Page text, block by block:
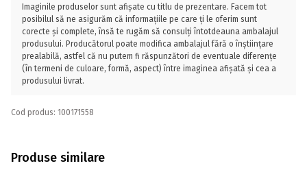
Imaginile produselor sunt afișate cu titlu de prezentare. Facem tot
posibilul să ne asigurăm că informațiile pe care ți le oferim sunt
corecte și complete, însă te rugăm să consulți întotdeauna ambalajul
produsului. Producătorul poate modifica ambalajul fără o înștiințare
prealabilă, astfel că nu putem fi răspunzători de eventuale diferențe
(în termeni de culoare, formă, aspect) între imaginea afișată și cea a
produsului livrat.
Cod produs: 100171558
Produse similare